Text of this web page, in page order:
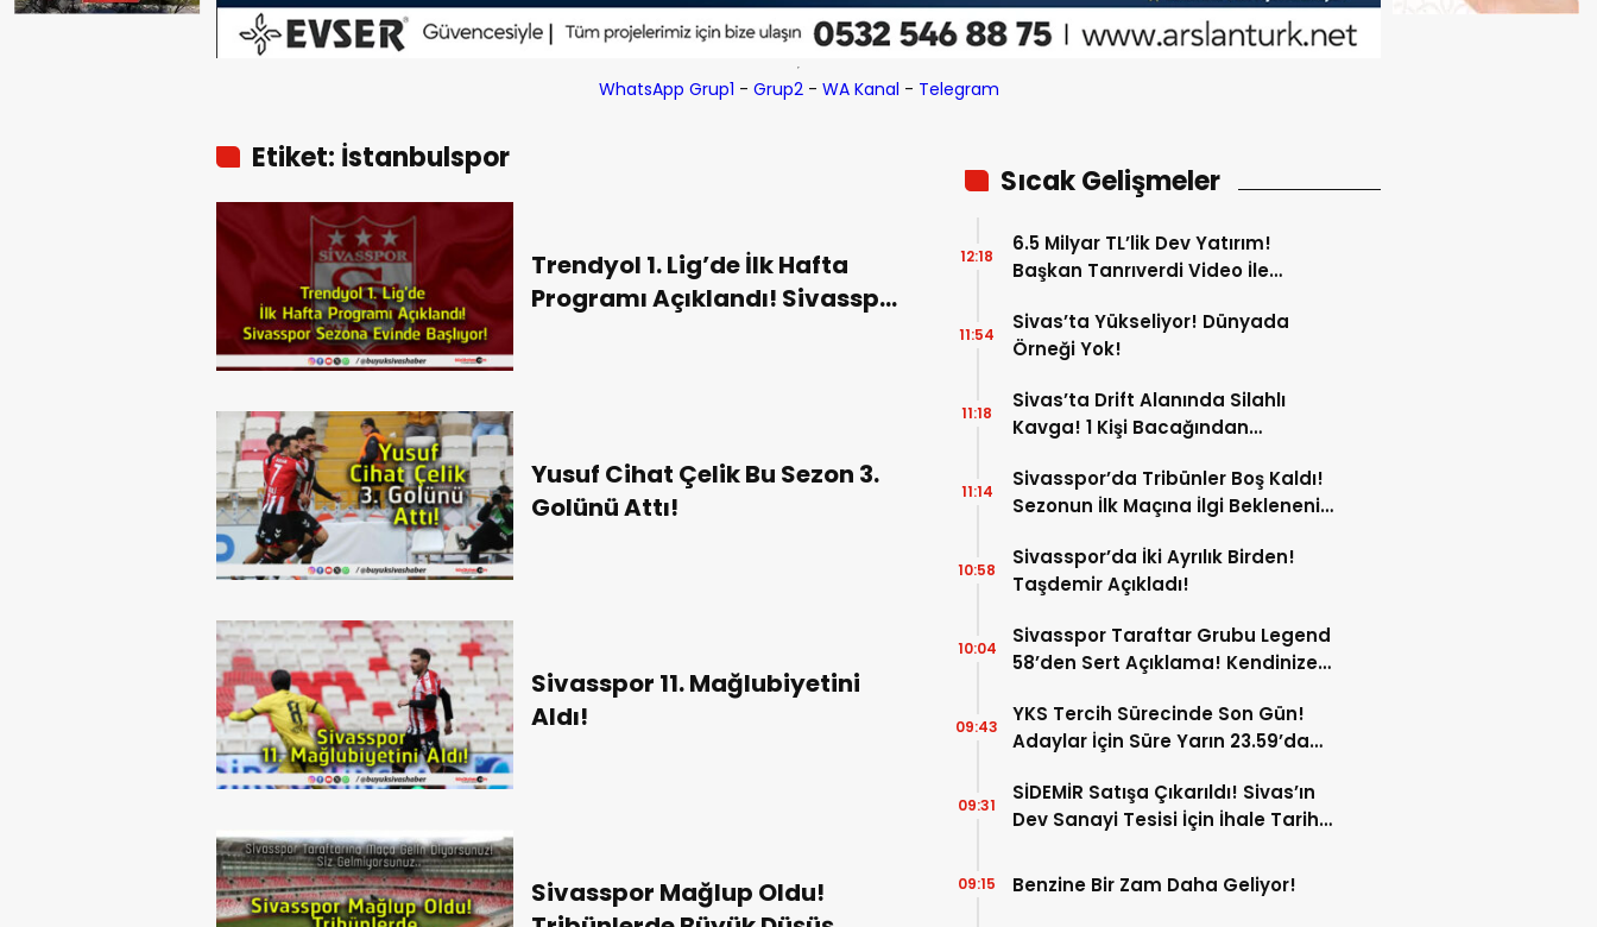
WhatsApp Grup1 - Grup2- WA Kanal - Telegram
Etiket: İstanbulspor
Trendyol 1. Lig’de İlk Hafta
Programı Açıklandı! Sivasspor
Yusuf Cihat Çelik Bu Sezon 3.
Golünü Attı!
Sivasspor 11. Mağlubiyetini
Aldı!
Sivasspor Mağlup Oldu!
Sıcak Gelişmeler
6.5 Milyar TL’lik Dev Yatırım!
Başkan Tanrıverdi Video İle
12:18
Sivas’ta Yükseliyor! Dünyada
Örneği Yok!
11:54
Sivas’ta Drift Alanında Silahlı
Kavga! 1 Kişi Bacağından
11:18
Sivasspor’da Tribünler Boş Kaldı!
Sezonun İlk Maçına İlgi Beklenenin
11:14
Sivasspor’da İki Ayrılık Birden!
Taşdemir Açıkladı!
10:58
Sivasspor Taraftar Grubu Legend
58’den Sert Açıklama! Kendinize
10:04
YKS Tercih Sürecinde Son Gün!
Adaylar İçin Süre Yarın 23.59’da
09:43
SİDEMİR Satışa Çıkarıldı! Sivas’ın
Dev Sanayi Tesisi İçin İhale Tarihi
09:31
Benzine Bir Zam Daha Geliyor!
09:15